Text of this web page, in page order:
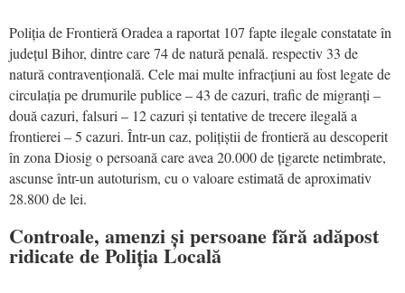
Poliția de Frontieră Oradea a raportat 107 fapte ilegale constatate în
județul Bihor, dintre care 74 de natură penală. respectiv 33 de
natură contravențională. Cele mai multe infracțiuni au fost legate de
circulația pe drumurile publice – 43 de cazuri, trafic de migranți –
două cazuri, falsuri – 12 cazuri și tentative de trecere ilegală a
frontierei – 5 cazuri. Într-un caz, polițiștii de frontieră au descoperit
în zona Diosig o persoană care avea 20.000 de țigarete netimbrate,
ascunse într-un autoturism, cu o valoare estimată de aproximativ
28.800 de lei.
Controale, amenzi și persoane fără adăpost
ridicate de Poliția Locală